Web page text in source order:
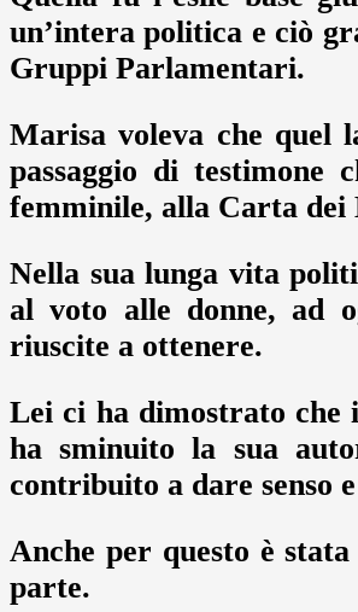
un’intera politica e ciò
Gruppi Parlamentari.
Marisa voleva che quel
passaggio di testimone
femminile, alla Carta
Nella sua lunga vita
al voto alle donne, ad
riuscite a ottenere.
Lei ci ha dimostrato che
ha sminuito la sua
contribuito a dare senso
Anche per questo è
parte.